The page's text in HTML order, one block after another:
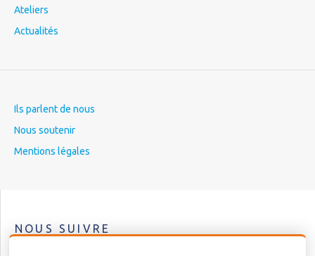
Ateliers
Actualités
Ils parlent de nous
Nous soutenir
Mentions légales
NOUS SUIVRE